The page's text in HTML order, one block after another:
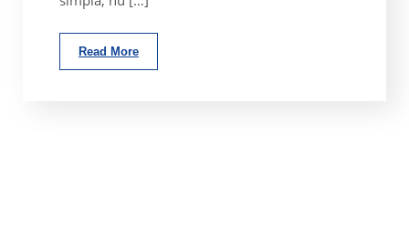
Read More